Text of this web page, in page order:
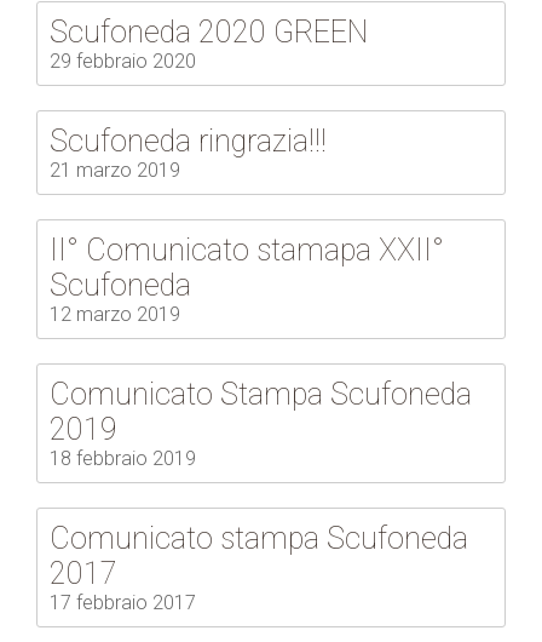
Scufoneda 2020 GREEN
29 febbraio 2020
Scufoneda ringrazia!!!
21 marzo 2019
II° Comunicato stamapa XXII°
Scufoneda
12 marzo 2019
Comunicato Stampa Scufoneda
2019
18 febbraio 2019
Comunicato stampa Scufoneda
2017
17 febbraio 2017